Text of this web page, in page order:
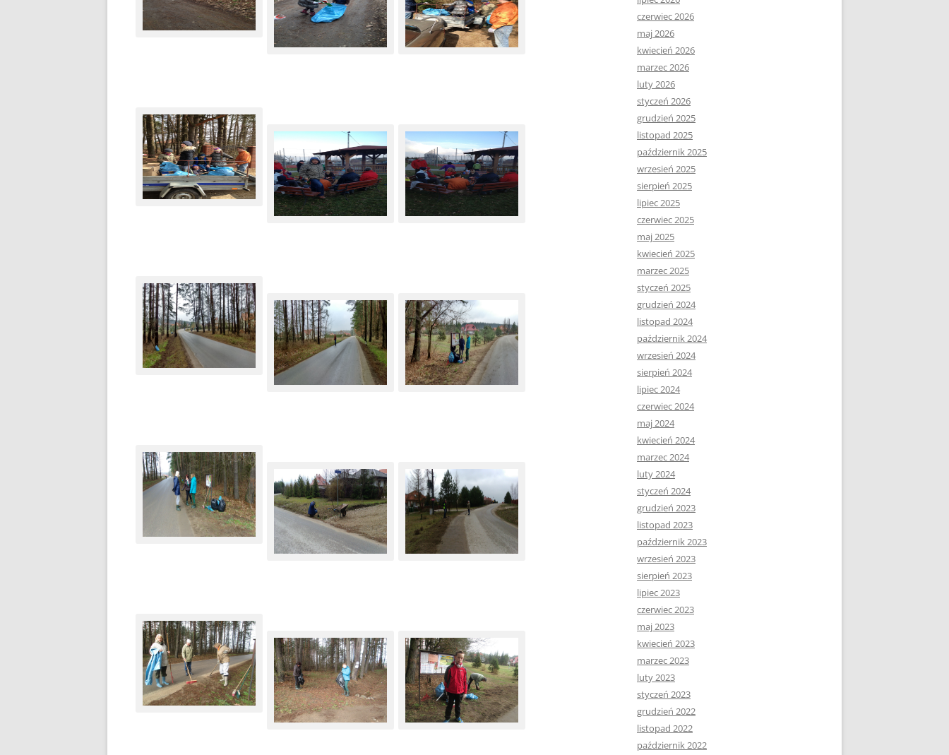
czerwiec 2026
maj 2026
kwiecień 2026
marzec 2026
luty 2026
styczeń 2026
grudzień 2025
listopad 2025
październik 2025
wrzesień 2025
sierpień 2025
lipiec 2025
czerwiec 2025
maj 2025
kwiecień 2025
marzec 2025
styczeń 2025
grudzień 2024
listopad 2024
październik 2024
wrzesień 2024
sierpień 2024
lipiec 2024
czerwiec 2024
maj 2024
kwiecień 2024
marzec 2024
luty 2024
styczeń 2024
grudzień 2023
listopad 2023
październik 2023
wrzesień 2023
sierpień 2023
lipiec 2023
czerwiec 2023
maj 2023
kwiecień 2023
marzec 2023
luty 2023
styczeń 2023
grudzień 2022
listopad 2022
październik 2022